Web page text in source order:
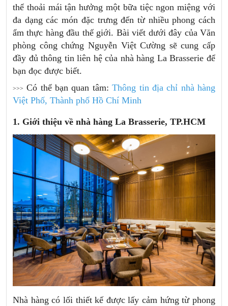
thể thoải mái tận hưởng một bữa tiệc ngon miệng với
đa dạng các món đặc trưng đến từ nhiều phong cách
ẩm thực hàng đầu thế giới. Bài viết dưới đây của Văn
phòng công chứng Nguyễn Việt Cường sẽ cung cấp
đầy đủ thông tin liên hệ của nhà hàng La Brasserie để
bạn đọc được biết.
>>> Có thể bạn quan tâm:Thông tin địa chỉ nhà hàng
Việt Phố, Thành phố Hồ Chí Minh
1. Giới thiệu về nhà hàng La Brasserie, TP.HCM
Nhà hàng có lối thiết kế được lấy cảm hứng từ phong